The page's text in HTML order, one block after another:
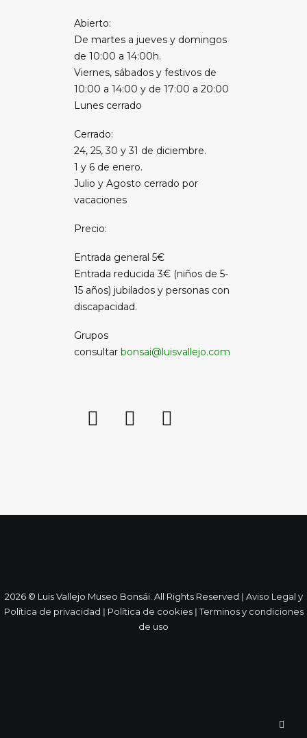
Abierto:
De martes a jueves y domingos
de 10:00 a 14:00h.
Viernes, sábados y festivos de
10:00 a 14:00 y de 17:00 a 20:00
Lunes cerrado
Cerrado:
24, 25, 30 y 31 de diciembre.
1 y 6 de enero.
Julio y Agosto cerrado por
vacaciones
Precio:
Entrada general 5€
Entrada reducida 3€ (niños de 5-
15 años) jubilados y personas con
discapacidad.
Grupos
consultar bonsai@luisvallejo.com
2026 © Luis Vallejo Museo Bonsái. All Rights Reserved ǀ Aviso Legal y
Política de privacidad ǀ Política de cookiesǀTerminos y condiciones
de uso